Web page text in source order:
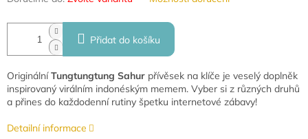
Přidat do košíku
OriginálníTungtungtung Sahur přívěsek na klíče je veselý doplněk
inspirovaný virálním indonéským memem. Vyber si z různých druhů
a přines do každodenní rutiny špetku internetové zábavy!
Detailní informace